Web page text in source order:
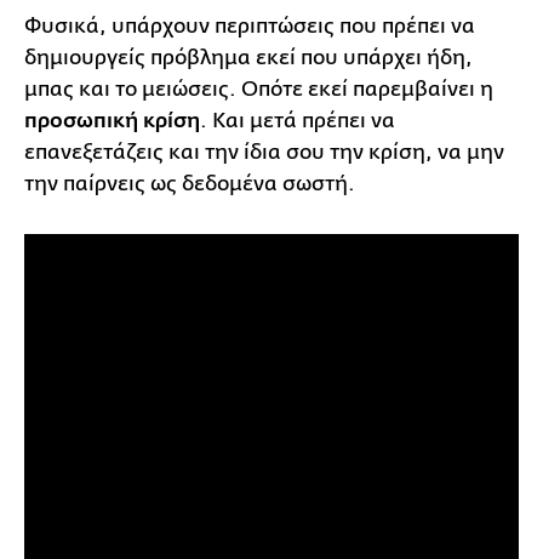
Φυσικά, υπάρχουν περιπτώσεις που πρέπει να
δημιουργείς πρόβλημα εκεί που υπάρχει ήδη,
μπας και το μειώσεις. Οπότε εκεί παρεμβαίνει η
προσωπική κρίση. Και μετά πρέπει να
επανεξετάζεις και την ίδια σου την κρίση, να μην
την παίρνεις ως δεδομένα σωστή.